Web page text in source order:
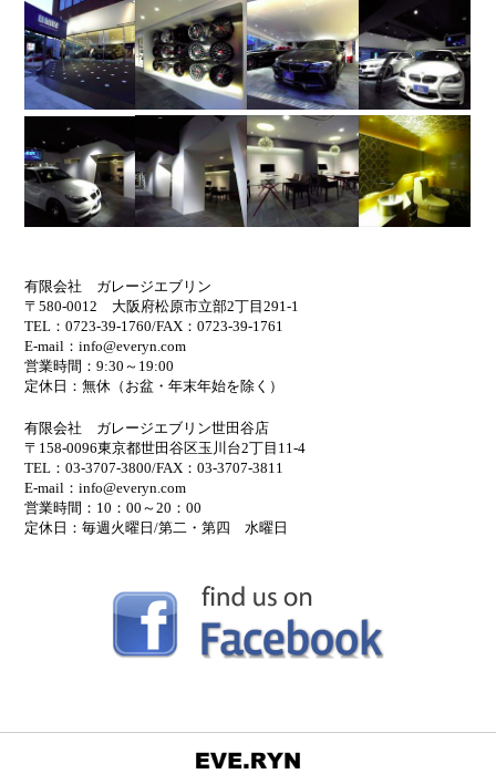
有限会社 ガレージエブリン
〒580-0012 大阪府松原市立部2丁目291-1
TEL：0723-39-1760/FAX：0723-39-1761
E-mail：info@everyn.com
営業時間：9:30～19:00
定休日：無休（お盆・年末年始を除く）
有限会社 ガレージエブリン世田谷店
〒158-0096東京都世田谷区玉川台2丁目11-4
TEL：03-3707-3800/FAX：03-3707-3811
E-mail：info@everyn.com
営業時間：10：00～20：00
定休日：毎週火曜日/第二・第四 水曜日